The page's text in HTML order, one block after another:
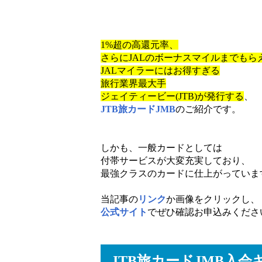
1%超の高還元率、
さらにJALのボーナスマイルまでもら
JALマイラーにはお得すぎる
旅行業界最大手
ジェイティービー(JTB)が発行する
JTB旅カードJMBのご紹介です。
しかも、一般カードとしては
付帯サービスが大変充実しており、
最強クラスのカードに仕上がっていま
当記事のリンクか画像をクリックし、
公式サイト でぜひ確認お申込みくださ